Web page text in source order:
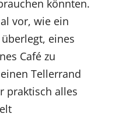
könnten.
vor, wie ein
eines
Café zu
Tellerrand
praktisch alles